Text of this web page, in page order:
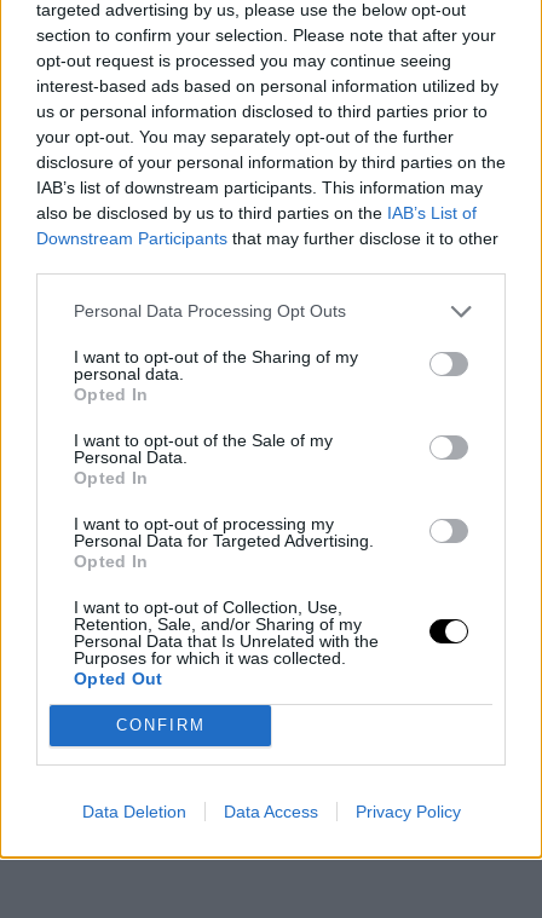
targeted advertising by us, please use the below opt-out
section to confirm your selection. Please note that after your
opt-out request is processed you may continue seeing
interest-based ads based on personal information utilized by
us or personal information disclosed to third parties prior to
your opt-out. You may separately opt-out of the further
disclosure of your personal information by third parties on the
IAB’s list of downstream participants. This information may
also be disclosed by us to third parties on the IAB’s List of
Downstream Participants that may further disclose it to other
Personal Data Processing Opt Outs
I want to opt-out of the Sharing of my
personal data.
Opted In
I want to opt-out of the Sale of my
Personal Data.
Opted In
I want to opt-out of processing my
Personal Data for Targeted Advertising.
Opted In
I want to opt-out of Collection, Use,
Retention, Sale, and/or Sharing of my
Personal Data that Is Unrelated with the
Purposes for which it was collected.
Opted Out
CONFIRM
Data Deletion Data Access Privacy Policy